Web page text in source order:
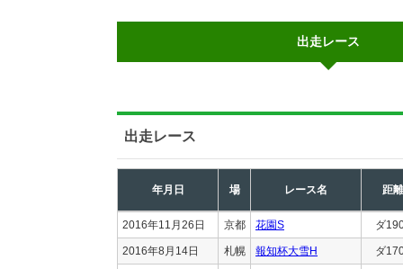
出走レース
出走レース
年月日 場 レース名 距離
2016年11月26日 京都 花園S ダ
2016年8月14日 札幌 報知杯大雪H ダ